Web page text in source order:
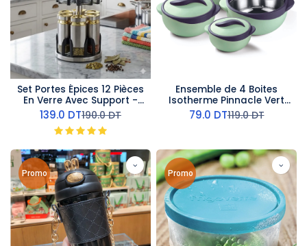
Set Portes Épices 12 Pièces
En Verre Avec Support -
Inox
139.0 DT190.0DT
Ensemble de 4 Boites
Isotherme Pinnacle Vert
Pistache
79.0 DT119.0DT
Promo Promo